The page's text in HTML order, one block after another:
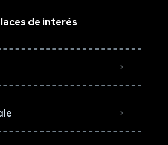
de interés